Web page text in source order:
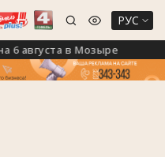
РУС
в Мозыре